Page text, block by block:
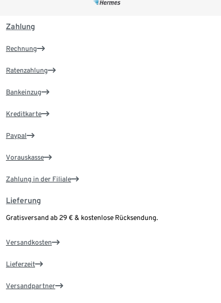
Zahlung
Rechnung
Ratenzahlung
Bankeinzug
Kreditkarte
Paypal
Vorauskasse
Zahlung in der Filiale
Lieferung
Gratisversand ab 29 € & kostenlose Rücksendung.
Versandkosten
Lieferzeit
Versandpartner